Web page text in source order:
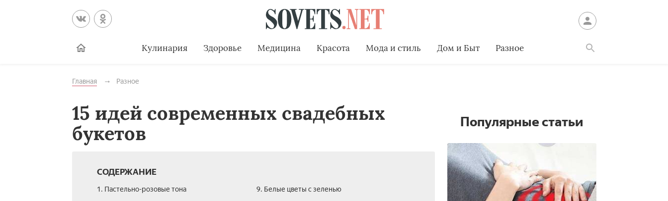
Кулинария Здоровье Медицина Красота Мода и стиль Дом и Быт Разное
Главная Разное
15 идей современных свадебных
букетов
СОДЕРЖАНИЕ
1. Пастельно-розовые тона
9. Белые цветы с зеленью
Популярные статьи